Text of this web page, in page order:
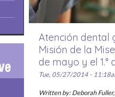
Atención dental
Misión de la
de mayo y el 1.°
Tue, 05/27/2014 -
Written by: Deborah